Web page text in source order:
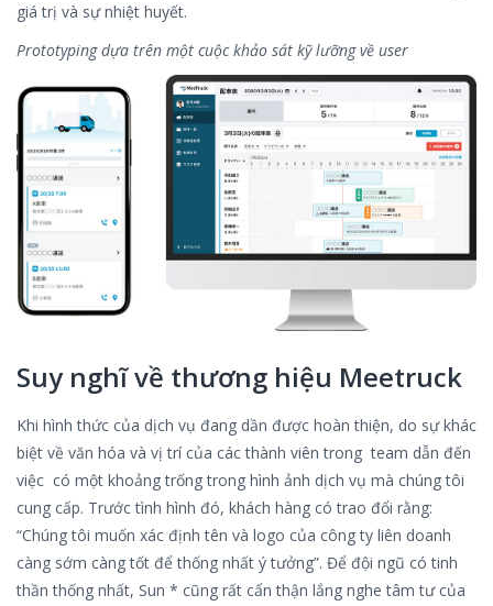
giá trị và sự nhiệt huyết.
Prototyping dựa trên một cuộc khảo sát kỹ lưỡng về user
Suy nghĩ về thương hiệu Meetruck
Khi hình thức của dịch vụ đang dần được hoàn thiện, do sự khác
biệt về văn hóa và vị trí của các thành viên trong team dẫn đến
việc có một khoảng trống trong hình ảnh dịch vụ mà chúng tôi
cung cấp. Trước tình hình đó, khách hàng có trao đổi rằng:
“Chúng tôi muốn xác định tên và logo của công ty liên doanh
càng sớm càng tốt để thống nhất ý tưởng”. Để đội ngũ có tinh
thần thống nhất, Sun * cũng rất cẩn thận lắng nghe tâm tư của